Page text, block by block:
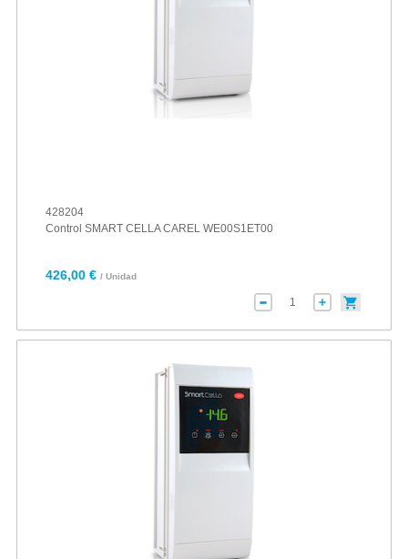
428204
Control SMART CELLA CAREL WE00S1ET00
426,00 € / Unidad